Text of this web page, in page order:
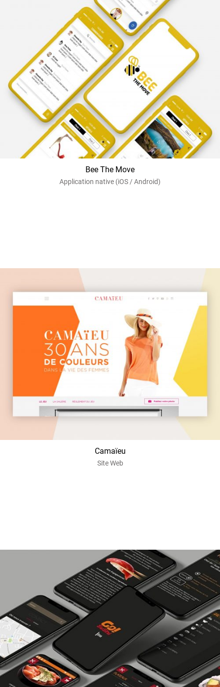
Bee The Move
Application native (iOS / Android)
Camaïeu
Site Web